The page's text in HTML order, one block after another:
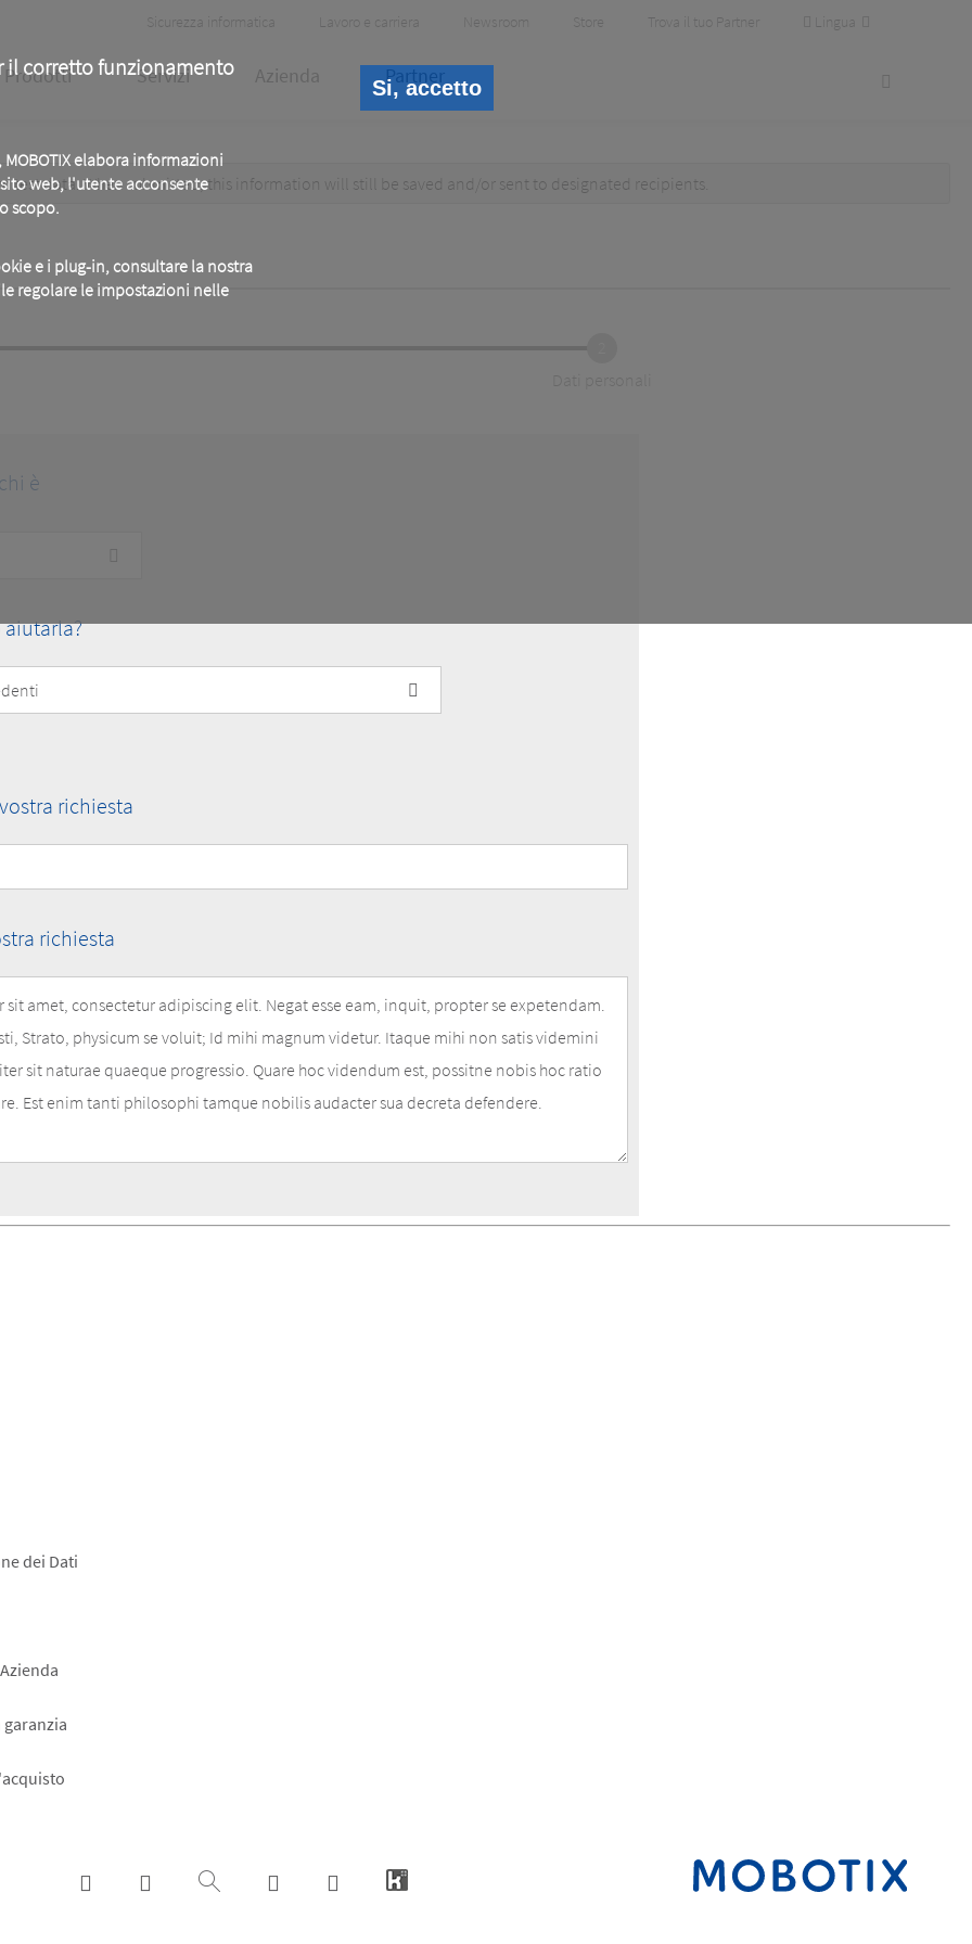
il corretto funzionamento
elabora informazioni
web, l'utente acconsente
scopo.
e i plug-in, consultare la nostra
regolare le impostazioni nelle
Si, accetto
Header
Meta
Sicurezza informatica Lavoro e carriera Newsroom Store Trova il tuo Partner Lingua
Prodotti Servizi Azienda Partner
test data. When submitted, this information will still be saved and/or sent to designated recipients
è
aiutarla?
richiesta
richiesta
dei Dati